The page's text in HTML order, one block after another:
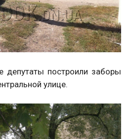
депутаты построили заборы
улице.